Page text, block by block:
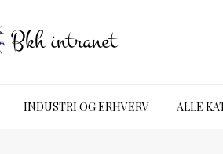
INDUSTRI OG ERHVERV ALLE